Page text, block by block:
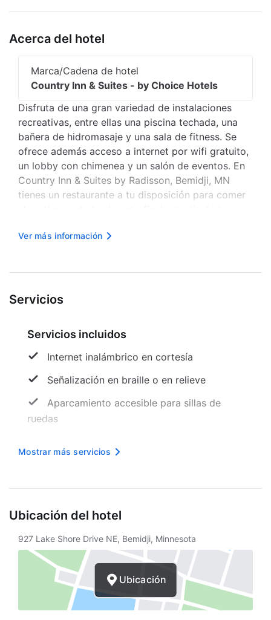
Acerca del hotel
Marca/Cadena de hotel
Country Inn & Suites - by Choice Hotels
Disfruta de una gran variedad de instalaciones
recreativas, entre ellas una piscina techada, una
bañera de hidromasaje y una sala de fitness. Se
ofrece además acceso a internet por wifi gratuito,
un lobby con chimenea y un salón de eventos. En
Country Inn & Suites by Radisson, Bemidji, MN
tienes un restaurante a tu disposición para comer
Bar. Todos los días, de 06:30 a 09:30, se sirve un
Ver más información
Servicios
Servicios incluidos
Internet inalámbrico en cortesía
Señalización en braille o en relieve
Aparcamiento accesible para sillas de
ruedas
Sala con acceso para sillas de ruedas
Desayuno gratis
Personal multilingüe
Programa de actividades diario
Mostrar más servicios
Ubicación del hotel
927 Lake Shore Drive NE, Bemidji, Minnesota
Ubicación